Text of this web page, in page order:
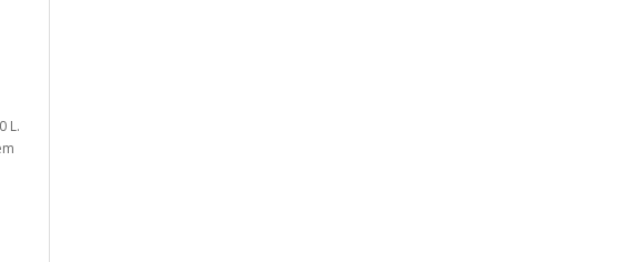
L.